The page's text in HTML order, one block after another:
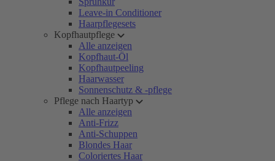
Leave-in Conditioner
Haarpflegesets
Kopfhautpflege
Alle anzeigen
Kopfhaut-Öl
Kopfhautpeeling
Haarwasser
Sonnenschutz & -pflege
Pflege nach Haartyp
Alle anzeigen
Anti-Frizz
Anti-Schuppen
Blondes Haar
Coloriertes Haar